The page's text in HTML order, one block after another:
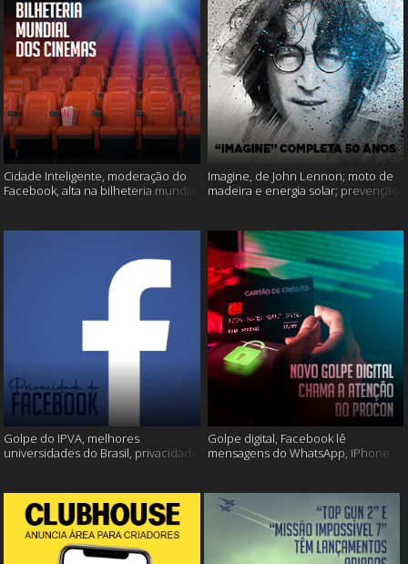
Cidade Inteligente, moderação do
Facebook, alta na bilheteria mundial
Imagine, de John Lennon; moto de
madeira e energia solar; prevenção
Golpe do IPVA, melhores
universidades do Brasil, privacidade
Golpe digital, Facebook lê
mensagens do WhatsApp, IPhone